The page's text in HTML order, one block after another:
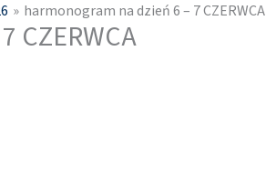
harmonogram na dzień 6 – 7 CZERWCA
CZERWCA